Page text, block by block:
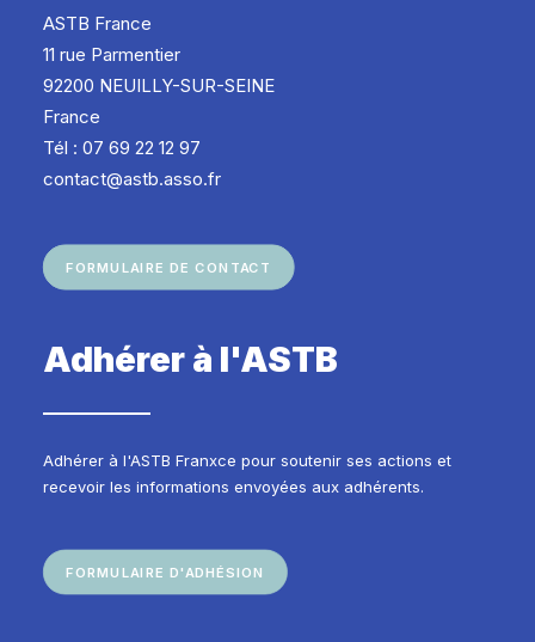
ASTB France
11 rue Parmentier
92200 NEUILLY-SUR-SEINE
France
Tél : 07 69 22 12 97
contact@astb.asso.fr
FORMULAIRE DE CONTACT
Adhérer à l'ASTB
Adhérer à l'ASTB Franxce pour soutenir ses actions et
recevoir les informations envoyées aux adhérents.
FORMULAIRE D'ADHÉSION